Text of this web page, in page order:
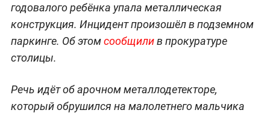
годовалого ребёнка упала металлическая
конструкция. Инцидент произошёл в подземном
паркинге. Об этомсообщилив прокуратуре
столицы.
Речь идёт об арочном металлодетекторе,
который обрушился на малолетнего мальчика